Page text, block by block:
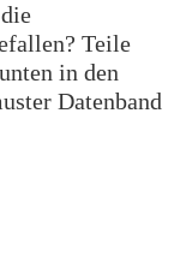
Teile
in den
Datenband